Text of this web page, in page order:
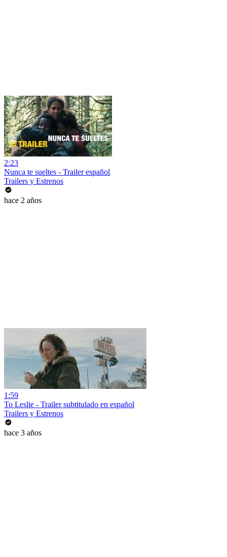
2:23
Nunca te sueltes - Trailer español
Trailers y Estrenos
hace 2 años
1:59
To Leslie - Trailer subtitulado en español
Trailers y Estrenos
hace 3 años